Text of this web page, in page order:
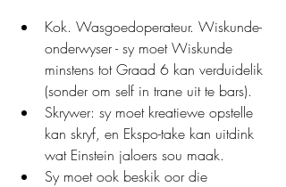
Kok. Wasgoedoperateur. Wiskunde-
onderwyser - sy moet Wiskunde
minstens tot Graad 6 kan verduidelik
(sonder om self in trane uit te bars).
Skrywer: sy moet kreatiewe opstelle
kan skryf, en Ekspo-take kan uitdink
wat Einstein jaloers sou maak.
Sy moet ook beskik oor die